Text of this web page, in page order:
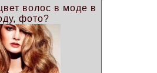
волос в моде в
фото?